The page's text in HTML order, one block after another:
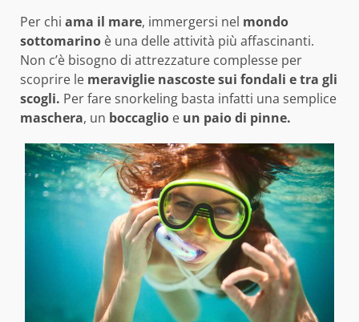
Per chi ama il mare, immergersi nel mondo
sottomarino è una delle attività più affascinanti.
Non c’è bisogno di attrezzature complesse per
scoprire le meraviglie nascoste sui fondali e tra gli
scogli. Per fare snorkeling basta infatti una semplice
maschera, un boccaglio e un paio di pinne.